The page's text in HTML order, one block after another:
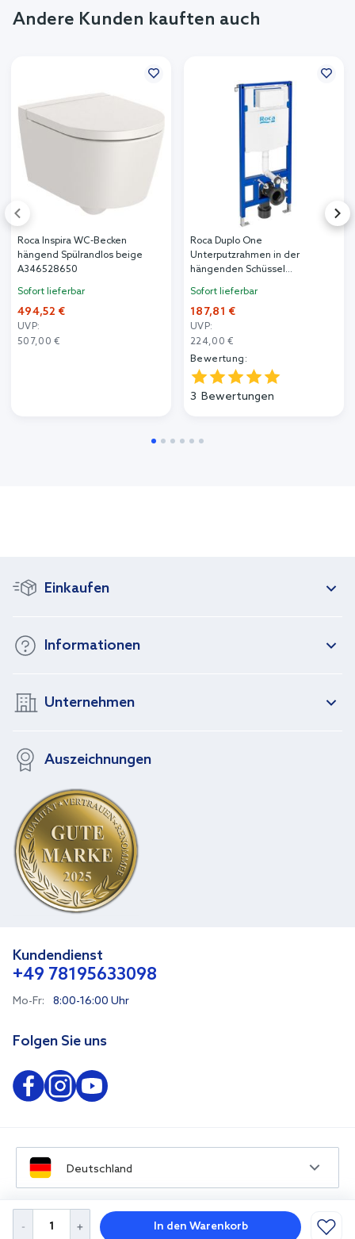
In den Warenkorb
Andere Kunden kauften auch
Roca Inspira WC-Becken
hängend Spülrandlos beige
A346528650
Sofort lieferbar
494,52 €
UVP:
507,00 €
Roca Duplo One
Unterputzrahmen in der
hängenden Schüssel
Sofort lieferbar
187,81 €
UVP:
224,00 €
Bewertung:
3 Bewertungen
Einkaufen
Informationen
Unternehmen
Auszeichnungen
Kundendienst
+49 78195633098
Mo-Fr: 8:00-16:00 Uhr
Folgen Sie uns
Deutschland